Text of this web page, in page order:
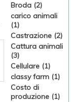
Broda (2)
carico animali
(1)
Castrazione (2)
Cattura animali
(3)
Cellulare (1)
classy farm (1)
Costo di
produzione (1)